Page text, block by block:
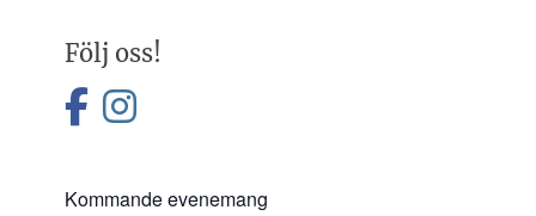
Följ oss!
facebook
instagram
Kommande evenemang